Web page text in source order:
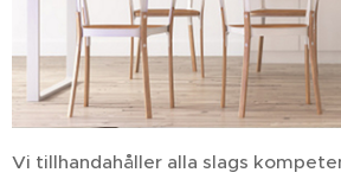
Vi tillhandahåller alla slags